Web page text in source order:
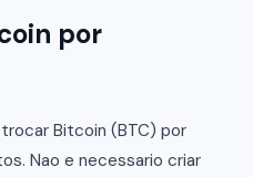
por
Bitcoin (BTC) por
Nao e necessario criar